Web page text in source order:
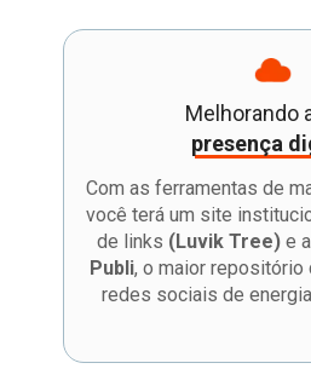
presença
Com as ferramentas de
você terá um site
de links (Luvik Tree) e
Publi, o maior repositório
redes sociais de